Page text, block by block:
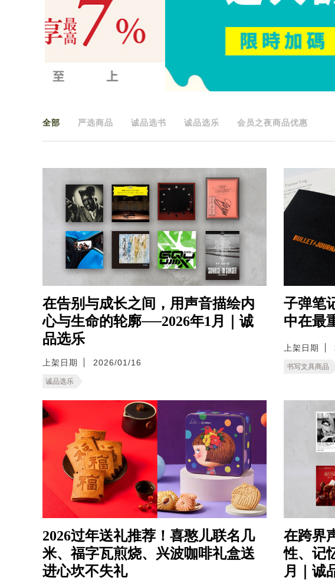
全部 严选商品 诚品选书 诚品选乐 会员之夜商品优惠
在告别与成长之间，用声音描绘内
心与生命的轮廓──2026年1月｜诚
品选乐
上架日期 2026/01/16
诚品选乐
子弹笔
中在最
上架日期
书写文具商品
2026过年送礼推荐！喜憨儿联名几
米、福字瓦煎烧、兴波咖啡礼盒送
进心坎不失礼
在跨界
性、记
月｜诚